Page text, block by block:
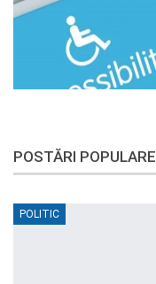
POSTĂRI POPULARE
POLITIC